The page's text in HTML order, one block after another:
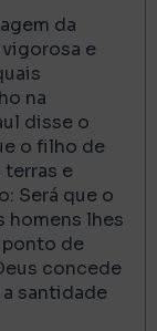
da
e
na
disse o
o filho de
terras e
Será que o
homens lhes
ponto de
concede
santidade